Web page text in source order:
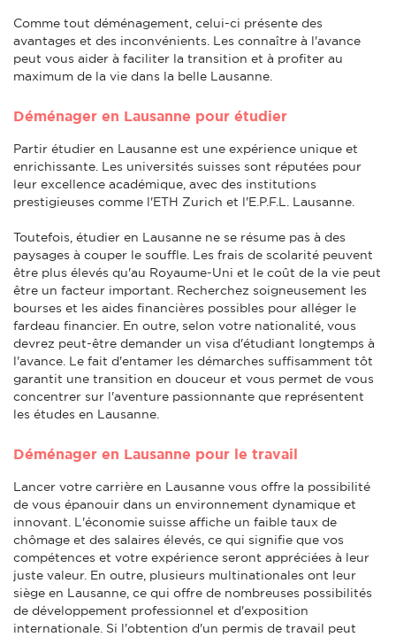
Comme tout déménagement, celui-ci présente des
avantages et des inconvénients. Les connaître à l'avance
peut vous aider à faciliter la transition et à profiter au
maximum de la vie dans la belle Lausanne.
Déménager en Lausanne pour étudier
Partir étudier en Lausanne est une expérience unique et
enrichissante. Les universités suisses sont réputées pour
leur excellence académique, avec des institutions
prestigieuses comme l'ETH Zurich et l'E.P.F.L. Lausanne.
Toutefois, étudier en Lausanne ne se résume pas à des
paysages à couper le souffle. Les frais de scolarité peuvent
être plus élevés qu'au Royaume-Uni et le coût de la vie peut
être un facteur important. Recherchez soigneusement les
bourses et les aides financières possibles pour alléger le
fardeau financier. En outre, selon votre nationalité, vous
devrez peut-être demander un visa d'étudiant longtemps à
l'avance. Le fait d'entamer les démarches suffisamment tôt
garantit une transition en douceur et vous permet de vous
concentrer sur l'aventure passionnante que représentent
les études en Lausanne.
Déménager en Lausanne pour le travail
Lancer votre carrière en Lausanne vous offre la possibilité
de vous épanouir dans un environnement dynamique et
innovant. L'économie suisse affiche un faible taux de
chômage et des salaires élevés, ce qui signifie que vos
compétences et votre expérience seront appréciées à leur
juste valeur. En outre, plusieurs multinationales ont leur
siège en Lausanne, ce qui offre de nombreuses possibilités
de développement professionnel et d'exposition
internationale. Si l'obtention d'un permis de travail peut